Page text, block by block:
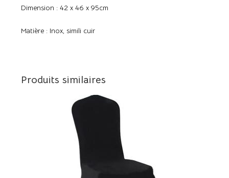
Dimension : 42 x 46 x 95cm
Matière : Inox, simili cuir
Produits similaires